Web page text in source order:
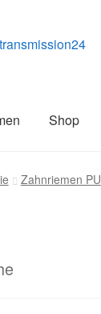
Shop
Blog Datenschutz
Zahnriemen PU